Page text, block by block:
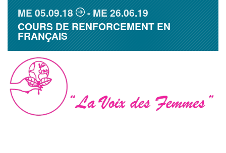
ME05.09.18 ME26.06.19
COURS DE RENFORCEMENT EN
FRANÇAIS